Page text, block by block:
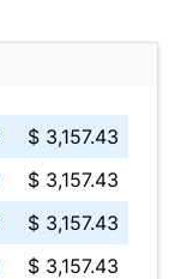
$ 3,157.43
$ 3,157.43
$ 3,157.43
$ 3,157.43